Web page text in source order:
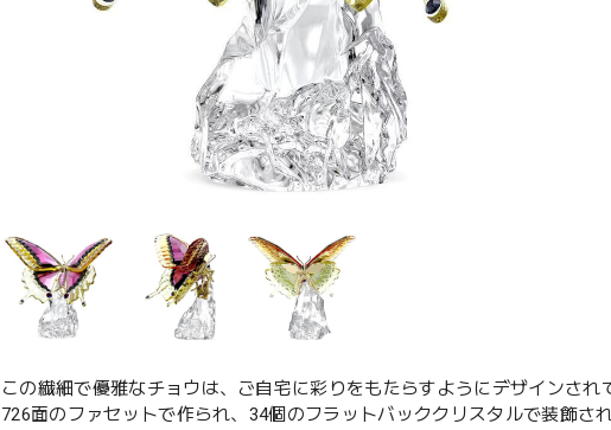
この繊細で優雅なチョウは、ご自宅に彩りをもたらすようにデザインさ
726面のファセットで作られ、34個のフラットバッククリスタルで装飾